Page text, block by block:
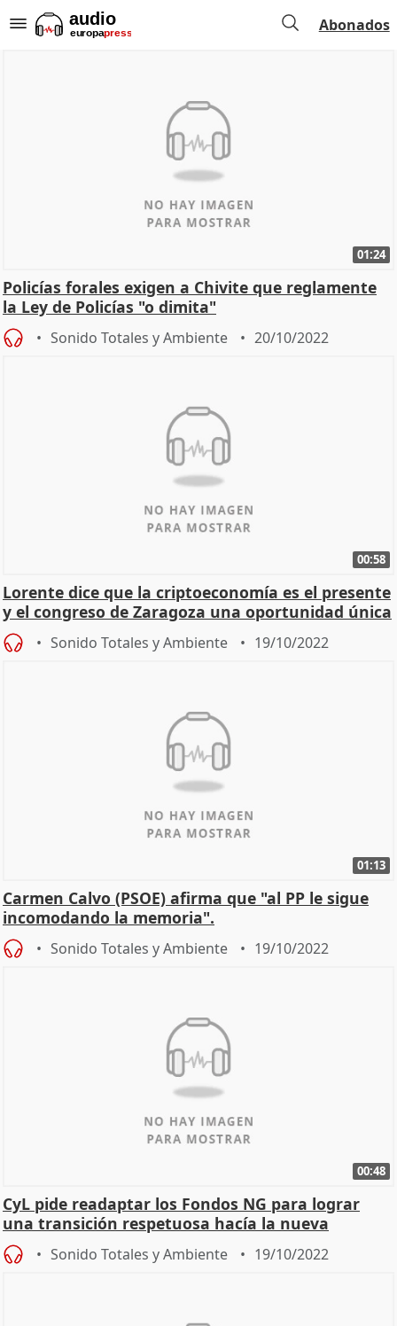
Abonados
01:24
Policías forales exigen a Chivite que reglamente
la Ley de Policías "o dimita"
Sonido Totales y Ambiente 20/10/2022
00:58
Lorente dice que la criptoeconomía es el presente
y el congreso de Zaragoza una oportunidad única
Sonido Totales y Ambiente 19/10/2022
01:13
Carmen Calvo (PSOE) afirma que "al PP le sigue
incomodando la memoria".
Sonido Totales y Ambiente 19/10/2022
00:48
CyL pide readaptar los Fondos NG para lograr
una transición respetuosa hacía la nueva
movilidad
Sonido Totales y Ambiente 19/10/2022